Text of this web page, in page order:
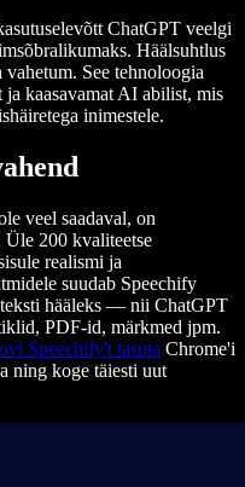
ChatGPT veelgi
Häälsuhtlus
See tehnoloogia
ja kaasavamat AI abilist, mis
inimestele.
veel saadaval, on
Üle 200 kvaliteetse
realismi ja
suudab Speechify
hääleks — nii ChatGPT
PDF-id, märkmed jpm.
Speechify't tasuta Chrome'i
ning koge täiesti uut